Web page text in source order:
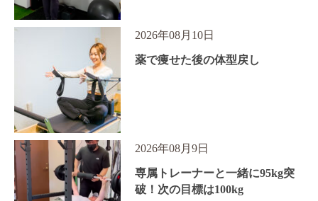
2026年08月10日
薬で痩せた後の体型戻し
2026年08月9日
専属トレーナーと一緒に95kg突
破！次の目標は100kg